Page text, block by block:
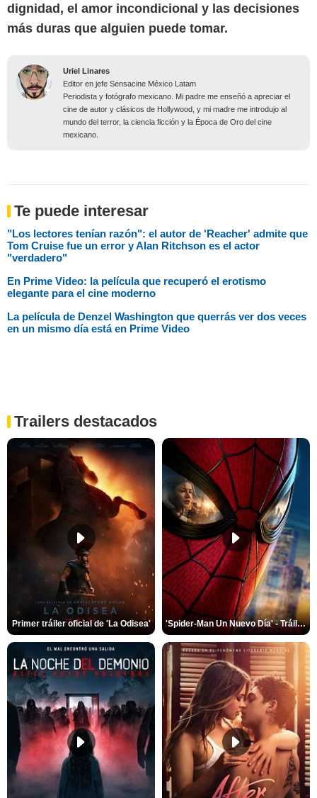
dignidad, el amor incondicional y las decisiones
más duras que alguien puede tomar.
Uriel Linares
Editor en jefe Sensacine México Latam
Periodista y fotógrafo mexicano. Mi padre me enseñó a apreciar el
cine de autor y clásicos de Hollywood, y mi madre me introdujo al
mundo del terror, la ciencia ficción y la Época de Oro del cine
mexicano.
Te puede interesar
"Los lectores tenían razón": el autor de 'Reacher' admite que
Tom Cruise fue un error y Alan Ritchson es el actor
"verdadero"
En Prime Video: la película que recuperó el erotismo
elegante para el cine moderno
La película de Denzel Washington que querrás ver dos veces
en un mismo día está en Prime Video
Trailers destacados
Primer tráiler oficial de 'La Odisea' 'Spider-Man Un Nuevo Día' - Tráiler oficial subtitulado